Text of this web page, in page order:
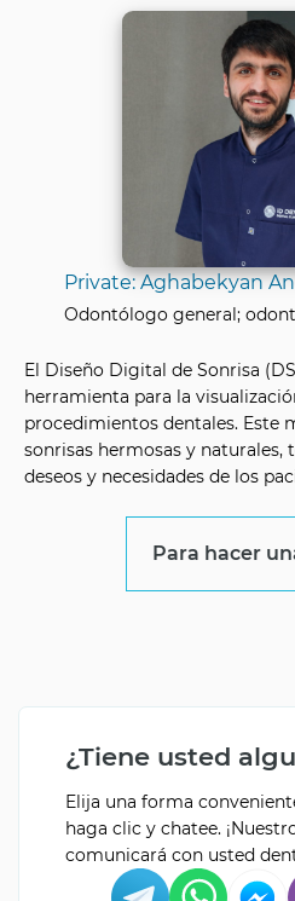
Private: Aghabekyan
Odontólogo general;
El Diseño Digital de Sonrisa
herramienta para la
procedimientos dentales. Este
sonrisas hermosas y naturales,
deseos y necesidades de los
Para hacer
¿Tiene usted
Elija una forma
haga clic y chatee.
comunicará con usted